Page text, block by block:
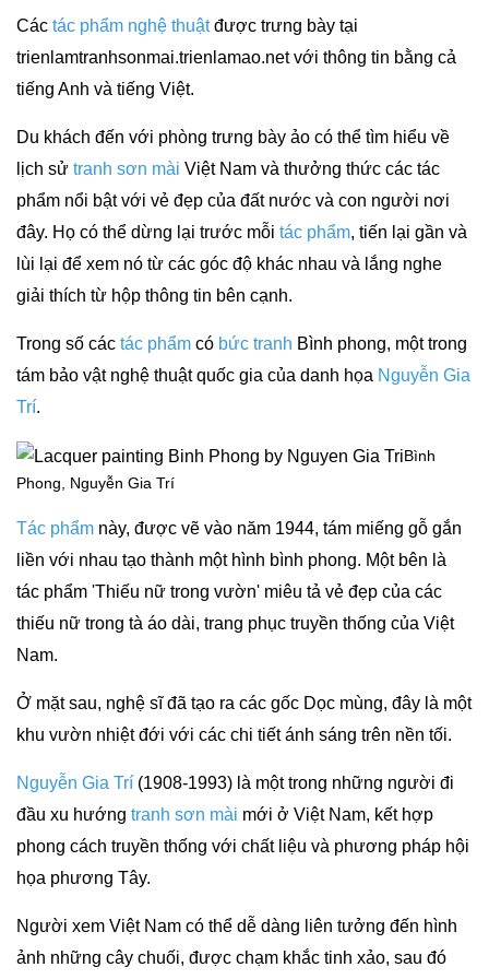
Các tác phẩm nghệ thuậtđược trưng bày tại
trienlamtranhsonmai.trienlamao.net với thông tin bằng cả
tiếng Anh và tiếng Việt.
Du khách đến với phòng trưng bày ảo có thể tìm hiểu về
lịch sử tranh sơn mài Việt Nam và thưởng thức các tác
phẩm nổi bật với vẻ đẹp của đất nước và con người nơi
đây. Họ có thể dừng lại trước mỗi tác phẩm, tiến lại gần và
lùi lại để xem nó từ các góc độ khác nhau và lắng nghe
giải thích từ hộp thông tin bên cạnh.
Trong số các tác phẩm có bức tranh Bình phong, một trong
tám bảo vật nghệ thuật quốc gia của danh họa Nguyễn Gia
Trí.
Bình
Phong, Nguyễn Gia Trí
Tác phẩm này, được vẽ vào năm 1944, tám miếng gỗ gắn
liền với nhau tạo thành một hình bình phong. Một bên là
tác phẩm 'Thiếu nữ trong vườn' miêu tả vẻ đẹp của các
thiếu nữ trong tà áo dài, trang phục truyền thống của Việt
Nam.
Ở mặt sau, nghệ sĩ đã tạo ra các gốc Dọc mùng, đây là một
khu vườn nhiệt đới với các chi tiết ánh sáng trên nền tối.
Nguyễn Gia Trí (1908-1993) là một trong những người đi
đầu xu hướng tranh sơn mài mới ở Việt Nam, kết hợp
phong cách truyền thống với chất liệu và phương pháp hội
họa phương Tây.
Người xem Việt Nam có thể dễ dàng liên tưởng đến hình
ảnh những cây chuối, được chạm khắc tinh xảo, sau đó